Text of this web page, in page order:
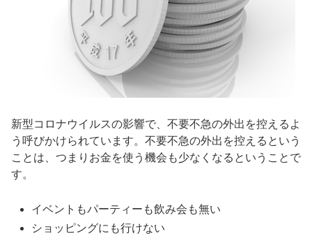
新型コロナウイルスの影響で、不要不急の外出を控えるよ
う呼びかけられています。不要不急の外出を控えるという
ことは、つまりお金を使う機会も少なくなるということで
す。
イベントもパーティーも飲み会も無い
ショッピングにも行けない